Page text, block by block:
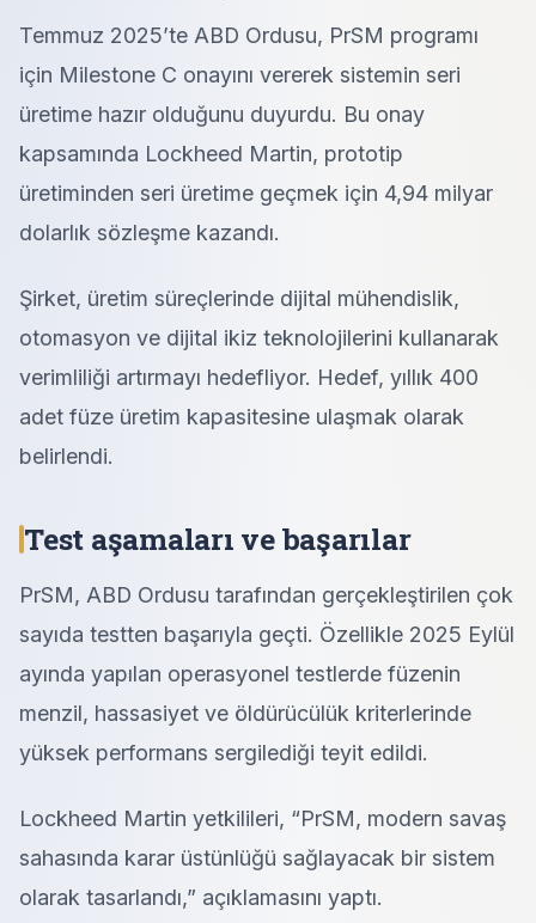
Temmuz 2025’te ABD Ordusu, PrSM programı
için Milestone C onayını vererek sistemin seri
üretime hazır olduğunu duyurdu. Bu onay
kapsamında Lockheed Martin, prototip
üretiminden seri üretime geçmek için 4,94 milyar
dolarlık sözleşme kazandı.
Şirket, üretim süreçlerinde dijital mühendislik,
otomasyon ve dijital ikiz teknolojilerini kullanarak
verimliliği artırmayı hedefliyor. Hedef, yıllık 400
adet füze üretim kapasitesine ulaşmak olarak
belirlendi.
Test aşamaları ve başarılar
PrSM, ABD Ordusu tarafından gerçekleştirilen çok
sayıda testten başarıyla geçti. Özellikle 2025 Eylül
ayında yapılan operasyonel testlerde füzenin
menzil, hassasiyet ve öldürücülük kriterlerinde
yüksek performans sergilediği teyit edildi.
Lockheed Martin yetkilileri, “PrSM, modern savaş
sahasında karar üstünlüğü sağlayacak bir sistem
olarak tasarlandı,” açıklamasını yaptı.